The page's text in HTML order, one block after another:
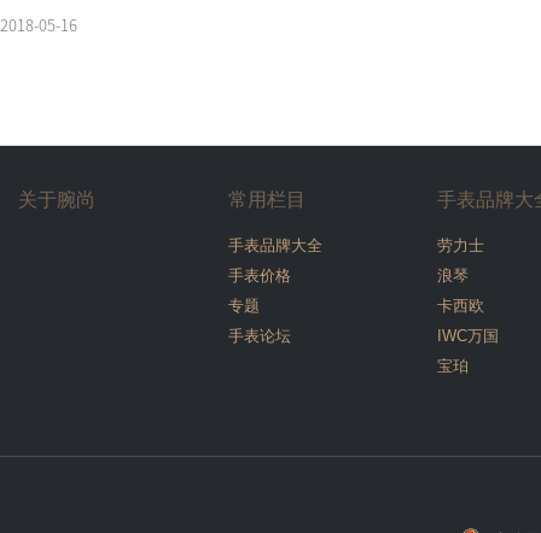
2018-05-16
关于腕尚 常用栏目
手表品牌大全
手表价格
专题
手表论坛
手表品牌大
劳力士
浪琴
卡西欧
IWC万国
宝珀